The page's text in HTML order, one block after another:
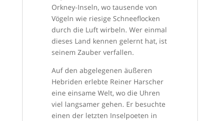
Orkney-Inseln, wo tausende von
Vögeln wie riesige Schneeflocken
durch die Luft wirbeln. Wer einmal
dieses Land kennen gelernt hat, ist
seinem Zauber verfallen.
Auf den abgelegenen äußeren
Hebriden erlebte Reiner Harscher
eine einsame Welt, wo die Uhren
viel langsamer gehen. Er besuchte
einen der letzten Inselpoeten in